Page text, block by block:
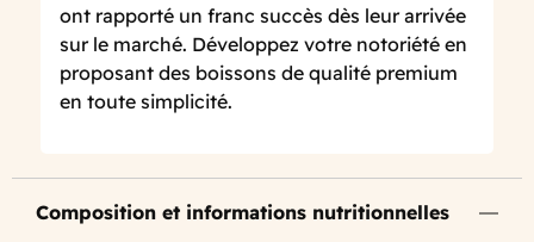
ont rapporté un franc succès dès leur arrivée
sur le marché. Développez votre notoriété en
proposant des boissons de qualité premium
en toute simplicité.
Composition et informations nutritionnelles